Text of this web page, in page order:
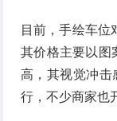
目前，手绘车位
其价格主要以图
高，其视觉冲击
行，不少商家也